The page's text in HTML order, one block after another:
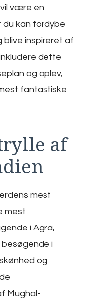
vil være en
du kan fordybe
blive inspireret af
dette
og oplev,
fantastiske
af
mest
mest
i Agra,
besøgende i
og
Mughal-